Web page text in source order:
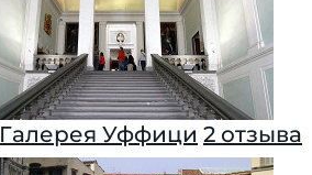
Галерея Уффици 2 отзыва